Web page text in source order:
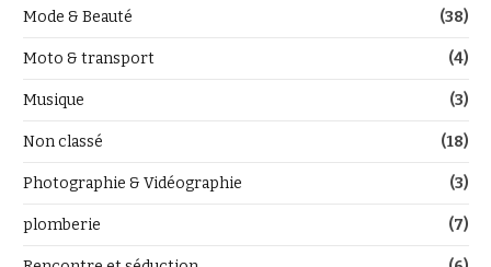
Mode & Beauté (38)
Moto & transport (4)
Musique (3)
Non classé (18)
Photographie & Vidéographie (3)
plomberie (7)